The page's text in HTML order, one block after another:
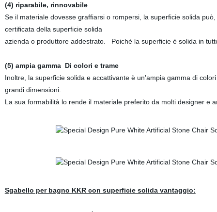
(4) riparabile, rinnovabile
Se il materiale dovesse graffiarsi o rompersi, la superficie solida
certificata della superficie solida
azienda o produttore addestrato. Poiché la superficie è solida in
(5) ampia gamma Di colori e trame
Inoltre, la superficie solida e accattivante è un'ampia gamma di
grandi dimensioni.
La sua formabilità lo rende il materiale preferito da molti designer e
Sgabello per bagno KKR con superficie solida vantaggio: